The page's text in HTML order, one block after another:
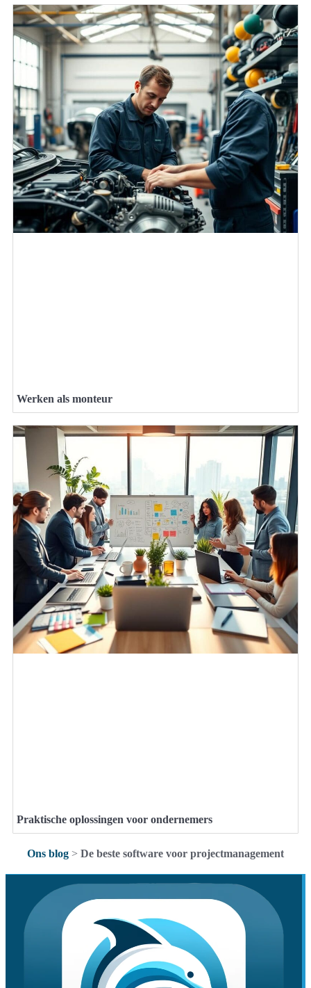
Werken als monteur
Praktische oplossingen voor ondernemers
Ons blog > De beste software voor projectmanagement